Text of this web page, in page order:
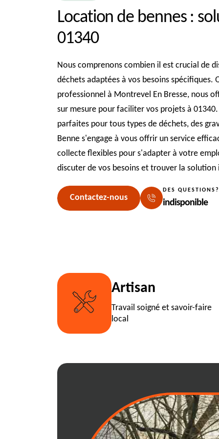
Location de bennes :
01340
Nous comprenons combien il est crucial de
déchets adaptées à vos besoins spécifiques.
professionnel à Montrevel En Bresse, nous
sur mesure pour faciliter vos projets à
parfaites pour tous types de déchets, des
Benne s'engage à vous offrir un service
collecte flexibles pour s'adapter à votre
discuter de vos besoins et trouver la
Contactez-nous
DES QUESTIONS?
indisponible
Artisan
Travail soigné et savoir-faire
local
01340: guide
location d'une